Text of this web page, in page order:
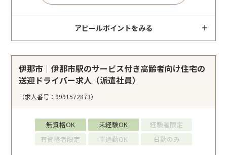
アピールポイントをみる
伊那市｜伊那市駅のサービス付き高齢者向け住宅の
送迎ドライバー求人（派遣社員）
（求人番号：9991572873）
無資格OK 未経験OK
経験者限定
有資格者限定
車通勤OK 日勤のみ